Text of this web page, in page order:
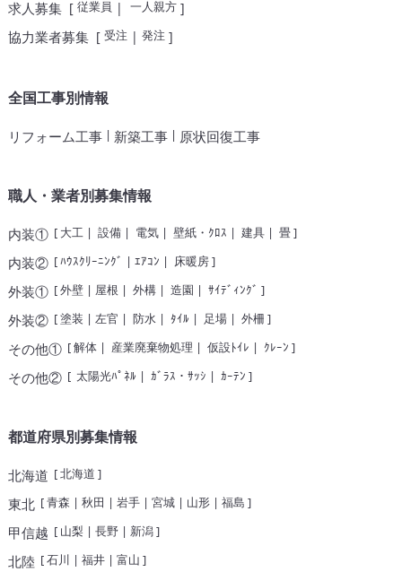
求人募集[ 従業員| 一人親方]
協力業者募集[ 受注| 発注]
全国工事別情報
リフォーム工事| 新築工事| 原状回復工事
職人・業者別募集情報
内装①[ 大工| 設備| 電気| 壁紙・ｸﾛｽ | 建具| 畳]
内装②[ﾊｳｽｸﾘｰﾆﾝｸﾞ | ｴｱｺﾝ | 床暖房]
外装①[外壁| 屋根 | 外構| 造園 | ｻｲﾃﾞｨﾝｸﾞ ]
外装②[塗装 | 左官 | 防水| ﾀｲﾙ | 足場| 外柵 ]
その他①[解体| 産業廃棄物処理 | 仮設ﾄｲﾚ | ｸﾚｰﾝ ]
その他②[ 太陽光ﾊﾟﾈﾙ | ｶﾞﾗｽ・ｻｯｼ | ｶｰﾃﾝ ]
都道府県別募集情報
北海道 [北海道 ]
東北 [青森 | 秋田 | 岩手| 宮城| 山形| 福島 ]
甲信越 [ 山梨 | 長野| 新潟]
北陸 [石川 | 福井| 富山 ]